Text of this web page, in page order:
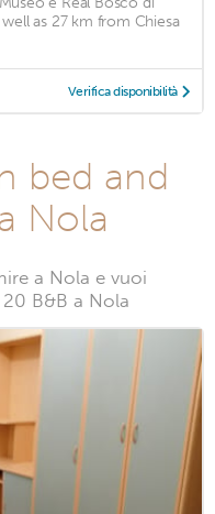
as 27 km from Chiesa
Verifica disponibilità
bed and
Nola
a Nola e vuoi
B&B a Nola